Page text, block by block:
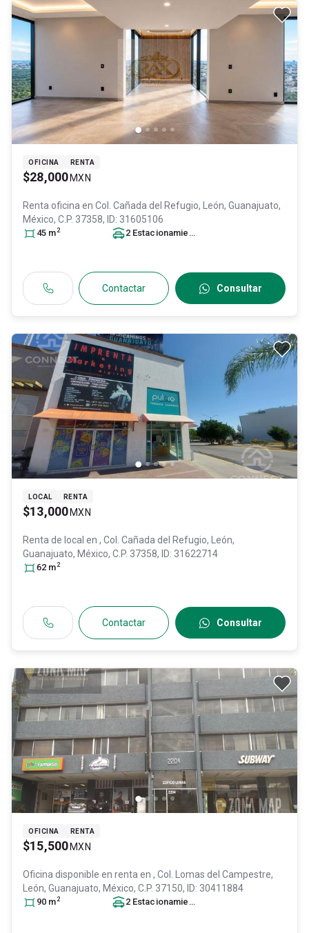
OFICINA RENTA
$28,000 MXN
Renta oficina en Col. Cañada del Refugio, León, Guanajuato,
México, C.P. 37358, ID: 31605106
45 m2 2 Estacionamiento
Contactar Consultar
LOCAL RENTA
$13,000 MXN
Renta de local en , Col. Cañada del Refugio, León,
Guanajuato, México, C.P. 37358, ID: 31622714
62 m2
Contactar Consultar
OFICINA RENTA
$15,500 MXN
Oficina disponible en renta en , Col. Lomas del Campestre,
León, Guanajuato, México, C.P. 37150, ID: 30411884
90 m2 2 Estacionamiento